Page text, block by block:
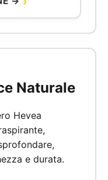
Naturale
Hevea
e durata.